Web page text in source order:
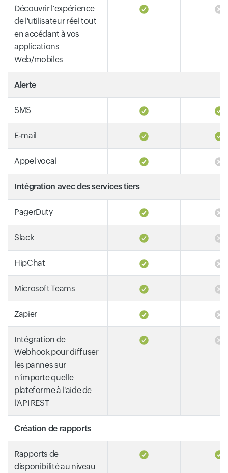
Découvrir l'expérience
de l'utilisateur réel tout
en accédant à vos
applications
Web/mobiles
Alerte
SMS
E-mail
Appel vocal
Intégration avec des services tiers
PagerDuty
Slack
HipChat
Microsoft Teams
Zapier
Intégration de
Webhook pour diffuser
les pannes sur
n'importe quelle
plateforme à l'aide de
l'API REST
Création de rapports
Rapports de
disponibilité au niveau